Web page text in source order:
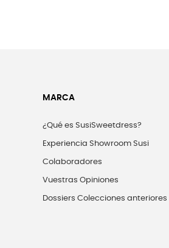
MARCA
¿Qué es SusiSweetdress?
Experiencia Showroom Susi
Colaboradores
Vuestras Opiniones
Dossiers Colecciones anteriores